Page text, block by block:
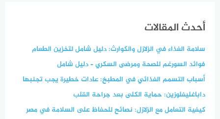
أحدث المقالات
سلامة الغذاء في الزلازل والكوارث: دليل شامل لتخزين الطعام
فوائد السورغم للصحة ومرضى السكري – دليل شامل
أسباب التسمم الغذائي في المطبخ: عادات خطيرة يجب تجنبها
داباغليفلوزين: حماية الكلى بعد جراحة القلب
كيفية التعامل مع الزلازل: نصائح للحفاظ على السلامة في مصر